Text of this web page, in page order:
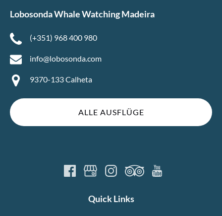
Lobosonda Whale Watching Madeira
(+351) 968 400 980
info@lobosonda.com
9370-133 Calheta
ALLE AUSFLÜGE
Quick Links